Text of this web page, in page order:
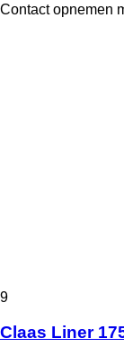
Contact opnemen
9
Claas Liner